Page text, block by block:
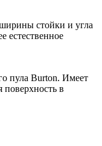
стойки и угла
естественное
пула Burton. Имеет
поверхность в